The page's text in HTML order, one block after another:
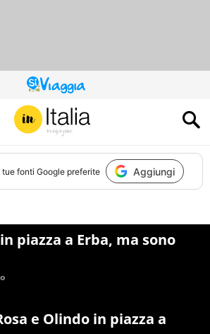
QUESTO
SITO
CONTRIBUISCE
ALL’AUDIENCE
DI
tue fonti Google preferite Aggiungi
piazza a Erba, ma sono
e Olindo in piazza a